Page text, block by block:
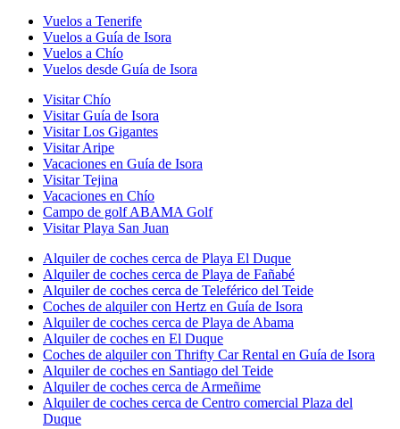
Vuelos a Tenerife
Vuelos a Guía de Isora
Vuelos a Chío
Vuelos desde Guía de Isora
Visitar Chío
Visitar Guía de Isora
Visitar Los Gigantes
Visitar Aripe
Vacaciones en Guía de Isora
Visitar Tejina
Vacaciones en Chío
Campo de golf ABAMA Golf
Visitar Playa San Juan
Alquiler de coches cerca de Playa El Duque
Alquiler de coches cerca de Playa de Fañabé
Alquiler de coches cerca de Teleférico del Teide
Coches de alquiler con Hertz en Guía de Isora
Alquiler de coches cerca de Playa de Abama
Alquiler de coches en El Duque
Coches de alquiler con Thrifty Car Rental en Guía de Isora
Alquiler de coches en Santiago del Teide
Alquiler de coches cerca de Armeñime
Alquiler de coches cerca de Centro comercial Plaza del
Duque